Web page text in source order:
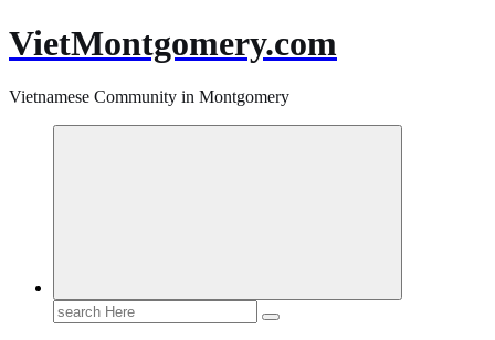
VietMontgomery.com
Vietnamese Community in Montgomery
Search
for: